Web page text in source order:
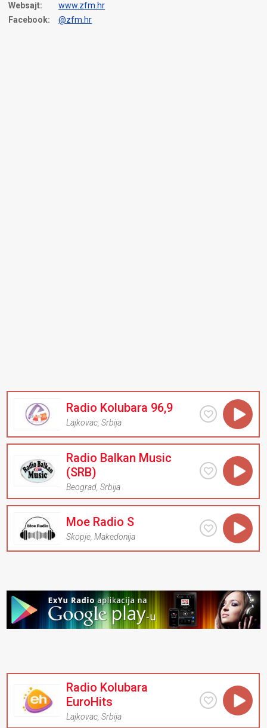
Websajt:
www.zfm.hr
Facebook:
@zfm.hr
Radio Kolubara 96,9
Lajkovac ,Srbija
Radio Balkan Music
(SRB)
Beograd ,Srbija
Moe Radio S
Skopje ,Makedonija
Radio Kolubara
EuroHits
Lajkovac ,Srbija